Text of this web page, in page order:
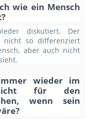
wie ein Mensch
diskutiert. Der
nicht so differenziert
aber auch nicht
wieder im
für den
wenn sein